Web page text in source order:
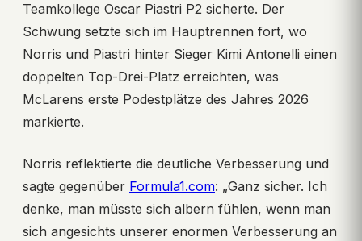
Teamkollege Oscar Piastri P2 sicherte. Der
Schwung setzte sich im Hauptrennen fort, wo
Norris und Piastri hinter Sieger Kimi Antonelli einen
doppelten Top-Drei-Platz erreichten, was
McLarens erste Podestplätze des Jahres 2026
markierte.
Norris reflektierte die deutliche Verbesserung und
sagte gegenüber Formula1.com: „Ganz sicher. Ich
denke, man müsste sich albern fühlen, wenn man
sich angesichts unserer enormen Verbesserung an